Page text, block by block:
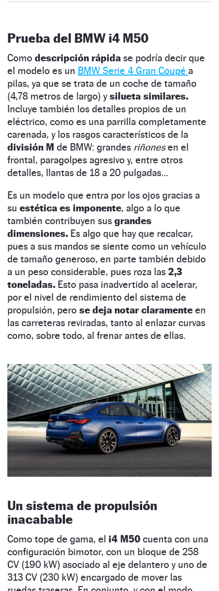
Prueba del BMW i4 M50
Como descripción rápida se podría decir que
el modelo es un BMW Serie 4 Gran Coupé a
pilas, ya que se trata de un coche de tamaño
(4,78 metros de largo) ysilueta similares.
Incluye también los detalles propios de un
eléctrico, como es una parrilla completamente
carenada, y los rasgos característicos de la
división M de BMW: grandes riñonesen el
frontal, paragolpes agresivo y, entre otros
detalles, llantas de 18 a 20 pulgadas…
Es un modelo que entra por los ojos gracias a
su estética es imponente, algo a lo que
también contribuyen sus grandes
dimensiones. Es algo que hay que recalcar,
pues a sus mandos se siente como un vehículo
de tamaño generoso, en parte también debido
a un peso considerable, pues roza las 2,3
toneladas. Esto pasa inadvertido al acelerar,
por el nivel de rendimiento del sistema de
propulsión, pero se deja notar claramente en
las carreteras reviradas, tanto al enlazar curvas
como, sobre todo, al frenar antes de ellas.
Un sistema de propulsión
inacabable
Como tope de gama, el i4 M50 cuenta con una
configuración bimotor, con un bloque de 258
CV (190 kW) asociado al eje delantero y uno de
313 CV (230 kW) encargado de mover las